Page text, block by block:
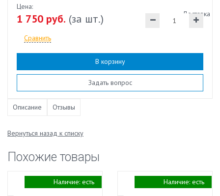
Доставка
Цена:
1 750 руб. (за шт.)
Сравнить
В корзину
Задать вопрос
Описание Отзывы
Вернуться назад к списку
Похожие товары
Наличие: есть Наличие: есть